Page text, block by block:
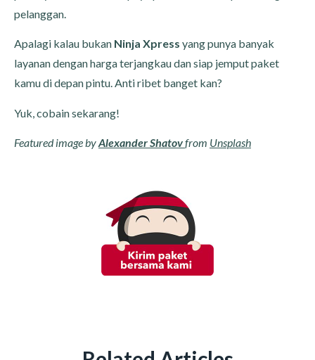
pelanggan.
Apalagi kalau bukan Ninja Xpress yang punya banyak
layanan dengan harga terjangkau dan siap jemput paket
kamu di depan pintu. Anti ribet banget kan?
Yuk, cobain sekarang!
Featured image byAlexander Shatovfrom Unsplash